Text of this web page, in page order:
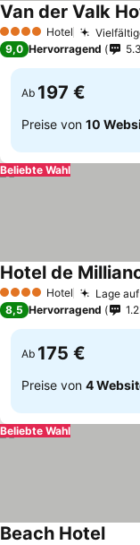
4 Sterne Hotel
Van der Valk
9,0 Hervorragend
Ab 197 €
Preise von 10
Beliebte Wahl
4 Sterne Hotel Lage
Hotel de
8,5 Hervorragend
Ab 175 €
Preise von 4
Beliebte Wahl
Beach Hotel